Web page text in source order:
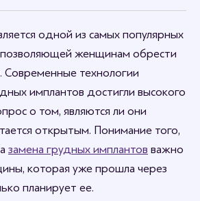
одной из самых популярных
женщинам обрести
технологии
имплантов достигли высокого
о том, являются ли они
открытым. Понимание того,
замена грудных имплантов важно
которая уже прошла через
планирует ее.